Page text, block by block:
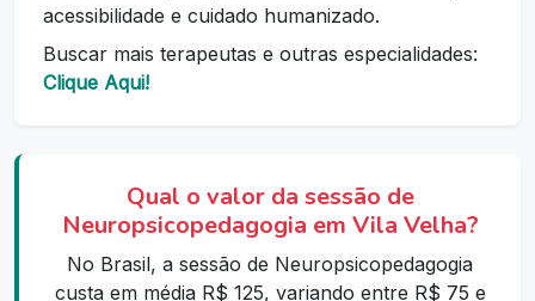
acessibilidade e cuidado humanizado.
Buscar mais terapeutas e outras especialidades:
Clique Aqui!
Qual o valor da sessão de
Neuropsicopedagogia em Vila Velha?
No Brasil, a sessão de Neuropsicopedagogia
custa em média R$ 125, variando entre R$ 75 e